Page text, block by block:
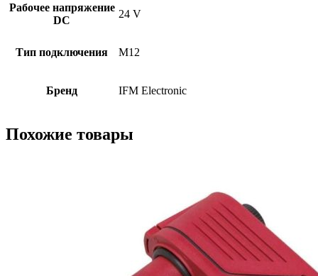
Рабочее напряжение
DC
24 V
Тип подключения M12
Бренд IFM Electronic
Похожие товары